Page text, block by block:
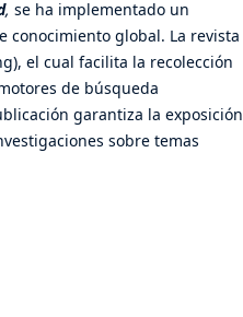
, se ha implementado un
conocimiento global. La revista
, el cual facilita la recolección
de búsqueda
garantiza la exposición
sobre temas